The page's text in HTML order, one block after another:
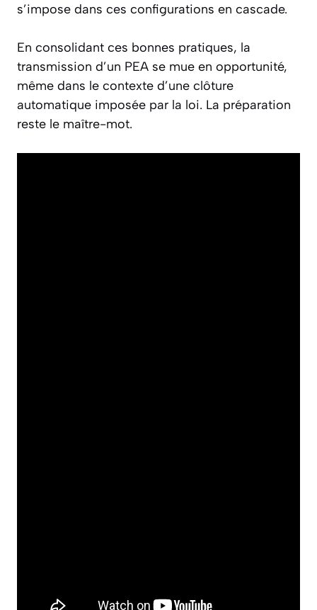
s’impose dans ces configurations en cascade.
En consolidant ces bonnes pratiques, la
transmission d’un PEA se mue en opportunité,
même dans le contexte d’une clôture
automatique imposée par la loi. La préparation
reste le maître-mot.